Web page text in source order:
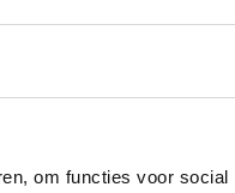
om functies voor